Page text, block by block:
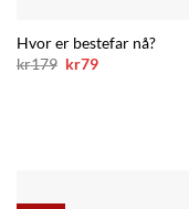
Hvor er bestefar nå?
kr179 Opprinnelig
kr79Nåværende